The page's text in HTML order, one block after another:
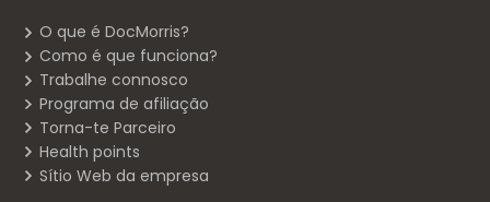
O que é DocMorris?
Como é que funciona?
Trabalhe connosco
Programa de afiliação
Torna-te Parceiro
Health points
Sítio Web da empresa